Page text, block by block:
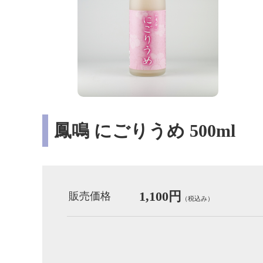
鳳鳴 にごりうめ 500ml
販売価格 1,100円 （税込み）